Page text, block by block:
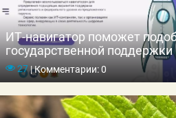
ИТ-навигатор поможет
государственной поддержки
27|Комментарии: 0